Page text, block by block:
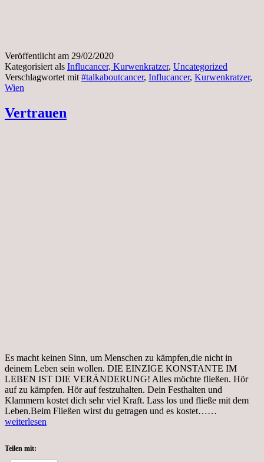
Veröffentlicht am 29/02/2020
Kategorisiert als Influcancer, Kurwenkratzer, Uncategorized
Verschlagwortet mit #talkaboutcancer, Influcancer, Kurwenkratzer,
Wien
Vertrauen
Es macht keinen Sinn, um Menschen zu kämpfen,die nicht in
deinem Leben sein wollen. DIE EINZIGE KONSTANTE IM
LEBEN IST DIE VERÄNDERUNG! Alles möchte fließen. Hör
auf zu kämpfen. Hör auf festzuhalten. Dein Festhalten und
Klammern kostet dich sehr viel Kraft. Lass los und fließe mit dem
Leben.Beim Fließen wirst du getragen und es kostet……
weiterlesen
Teilen mit: